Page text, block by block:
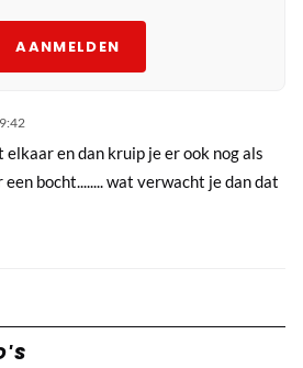
AANMELDEN
en dan kruip je er ook nog als
bocht........ wat verwacht je dan dat